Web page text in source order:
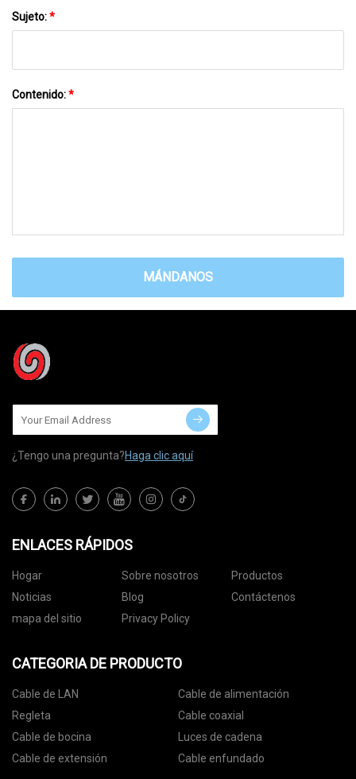
Sujeto:*
Contenido:*
MÁNDANOS
¿Tengo una pregunta?Haga clic aquí
ENLACES RÁPIDOS
Hogar Sobre nosotros
Productos
Noticias
Blog
Contáctenos
mapa del sitio
Privacy Policy
CATEGORIA DE PRODUCTO
Cable de LAN
Cable de alimentación
Regleta
Cable coaxial
Cable de bocina
Luces de cadena
Cable de extensión
Cable enfundado